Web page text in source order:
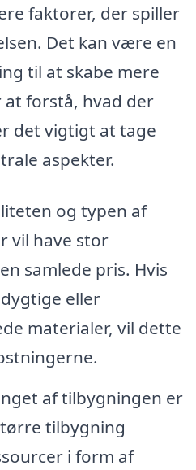
faktorer, der spiller
Det kan være en
til at skabe mere
at forstå, hvad der
det vigtigt at tage
aspekter.
og typen af
vil have stor
samlede pris. Hvis
eller
materialer, vil dette
af tilbygningen er
tilbygning
i form af